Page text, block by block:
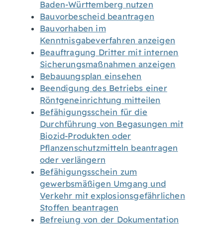
Baden-Württemberg nutzen
Bauvorbescheid beantragen
Bauvorhaben im
Kenntnisgabeverfahren anzeigen
Beauftragung Dritter mit internen
Sicherungsmaßnahmen anzeigen
Bebauungsplan einsehen
Beendigung des Betriebs einer
Röntgeneinrichtung mitteilen
Befähigungsschein für die
Durchführung von Begasungen mit
Biozid-Produkten oder
Pflanzenschutzmitteln beantragen
oder verlängern
Befähigungsschein zum
gewerbsmäßigen Umgang und
Verkehr mit explosionsgefährlichen
Stoffen beantragen
Befreiung von der Dokumentation